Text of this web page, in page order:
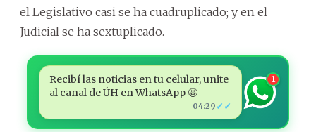
el Legislativo casi se ha cuadruplicado; y en el
Judicial se ha sextuplicado.
Recibí las noticias en tu celular, unite
al canal de ÚH en WhatsApp 🤩
04:29 ✓✓
1